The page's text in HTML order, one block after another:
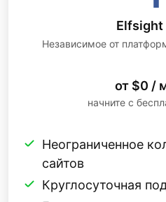
Elfsight
Независимое от
от $0 /
начните с
Неограниченное
сайтов
Круглосуточная